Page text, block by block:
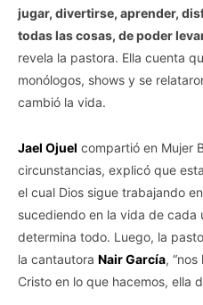
jugar, divertirse, aprender,
todas las cosas, de poder
revela la pastora. Ella cuenta
monólogos, shows y se
cambió la vida.
Jael Ojuel compartió en Mujer
circunstancias, explicó que
el cual Dios sigue trabajando
sucediendo en la vida de cada
determina todo. Luego, la
la cantautora Nair García,
Cristo en lo que hacemos, ella